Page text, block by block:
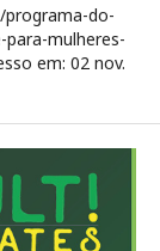
do-
mulheres-
em: 02 nov.